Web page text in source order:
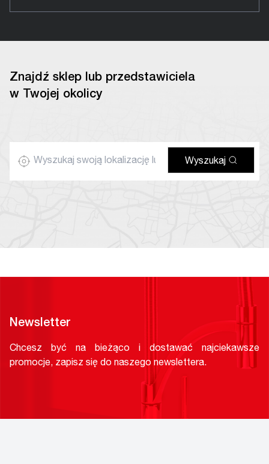
Znajdź sklep lub przedstawiciela
w Twojej okolicy
Wyszukaj
Newsletter
Chcesz być na bieżąco i dostawać najciekawsze
promocje, zapisz się do naszego newslettera.